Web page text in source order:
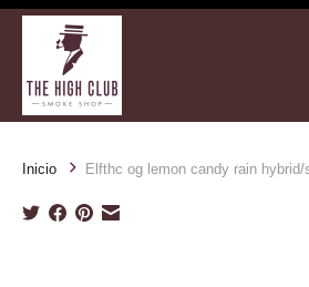
Inicio Elfthc og lemon candy rain